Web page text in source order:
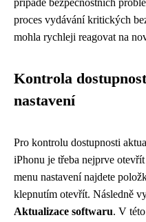
případě bezpečnostních
proces vydávání kritických
mohla rychleji reagovat na
Kontrola
nastavení
Pro kontrolu dostupnosti
iPhonu je třeba nejprve
menu nastavení najdete
klepnutím otevřít. Následně
Aktualizace softwaru. V